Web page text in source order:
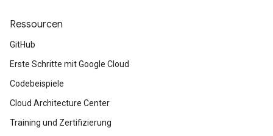
Ressourcen
GitHub
Erste Schritte mit Google Cloud
Codebeispiele
Cloud Architecture Center
Training und Zertifizierung